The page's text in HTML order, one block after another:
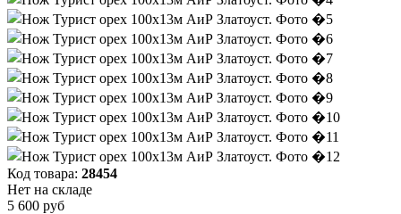
Код товара: 28454
Нет на складе
5 600 руб